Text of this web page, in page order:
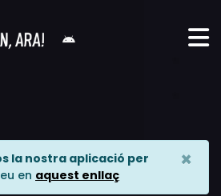
la nostra aplicació per
en aquest enllaç
×